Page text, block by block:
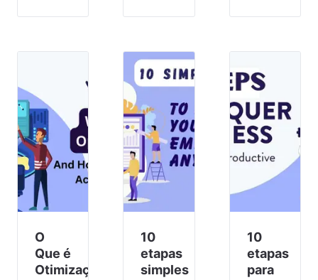
O
Que é
Otimização
10
etapas
simples
10
etapas
para